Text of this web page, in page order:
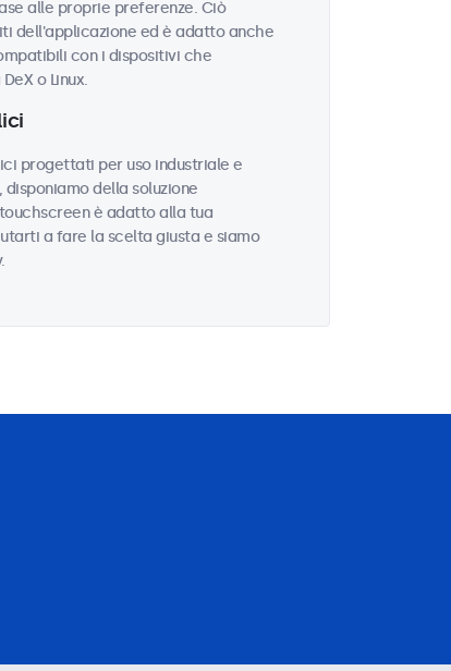
alle proprie preferenze. Ciò
dell'applicazione ed è adatto anche
con i dispositivi che
o Linux.
progettati per uso industriale e
della soluzione
è adatto alla tua
a fare la scelta giusta e siamo